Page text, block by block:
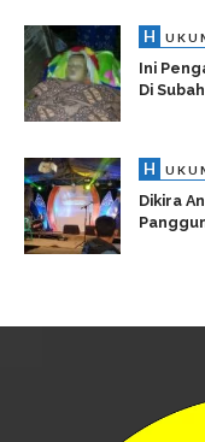
H
Ini
Di Subah
H
Dikira